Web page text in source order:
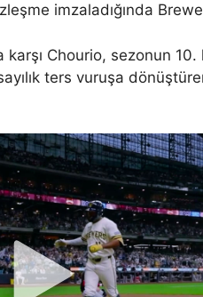
imzaladığında
Chourio, sezonun 10.
ters vuruşa